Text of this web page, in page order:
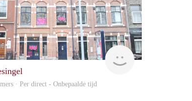
housing
· Per direct - Onbepaalde tijd